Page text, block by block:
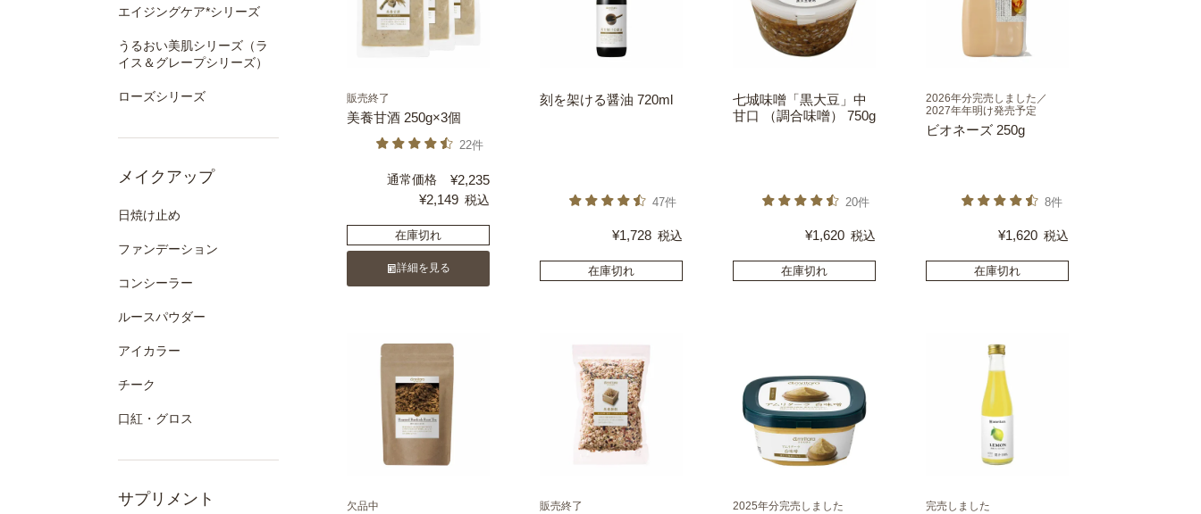
エイジングケア*シリーズ
うるおい美肌シリーズ（ラ
イス＆グレープシリーズ）
ローズシリーズ
メイクアップ
日焼け止め
ファンデーション
コンシーラー
ルースパウダー
アイカラー
チーク
口紅・グロス
サプリメント
販売終了
美養甘酒 250g×3個
22件
通常価格 ¥2,235
¥2,149 税込
在庫切れ
詳細を見る
刻を架ける醤油 720ml
47件
¥1,728 税込
在庫切れ
七城味噌「黒大豆」中
甘口 （調合味噌） 750g
20件
¥1,620 税込
在庫切れ
2026年分完売しました／
2027年年明け発売予定
ビオネーズ 250g
8件
¥1,620 税込
在庫切れ
欠品中 販売終了 2025年分完売しました 完売しました